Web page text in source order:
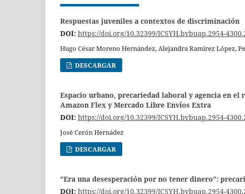
Respuestas juveniles a contextos de discriminación
DOI: https://doi.org/10.32399/ICSYH.bvbuap.2954-
Hugo César Moreno Hernández, Alejandra Ramírez López,
DESCARGAR
Espacio urbano, precariedad laboral y agencia en
Amazon Flex y Mercado Libre Envíos Extra
DOI: https://doi.org/10.32399/ICSYH.bvbuap.2954-
José Cerón Hernádez
DESCARGAR
"Era una desesperación por no tener dinero”:
DOI: https://doi.org/10.32399/ICSYH.bvbuap.2954-